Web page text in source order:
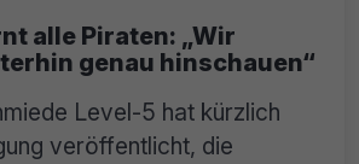
alle Piraten: „Wir
genau hinschauen“
Level-5 hat kürzlich
veröffentlicht, die